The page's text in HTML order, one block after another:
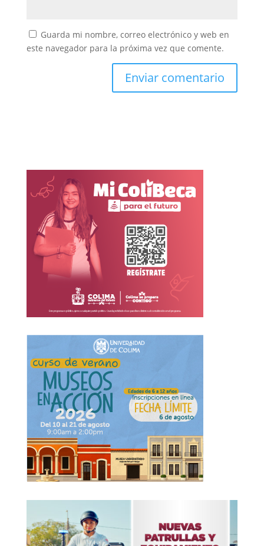
Guarda mi nombre, correo electrónico y web en
este navegador para la próxima vez que comente.